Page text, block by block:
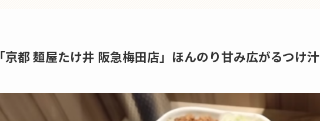
「京都 麺屋たけ井 阪急梅田店」ほんのり甘み広がるつけ汁